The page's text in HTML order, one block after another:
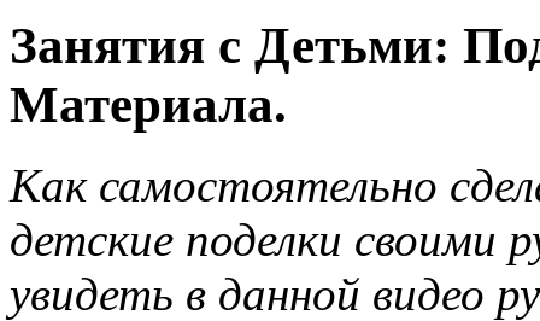
Занятия с Детьми:
Материала.
Как самостоятельно
детские поделки
увидеть в данной видео